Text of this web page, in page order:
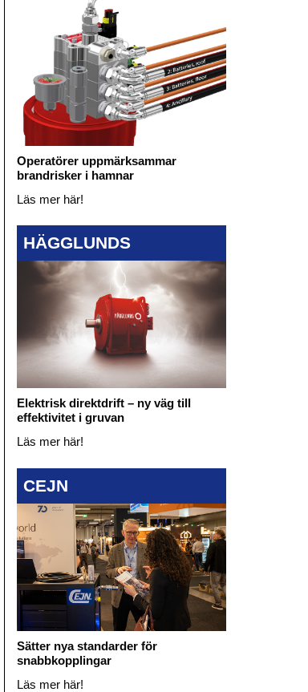
Operatörer uppmärksammar
brandrisker i hamnar
Läs mer här!
HÄGGLUNDS
Elektrisk direktdrift – ny väg till
effektivitet i gruvan
Läs mer här!
CEJN
Sätter nya standarder för
snabbkopplingar
Läs mer här!